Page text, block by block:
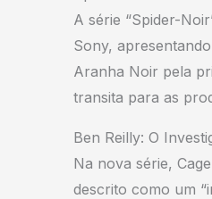
A série “Spider-
Sony,
Aranha Noir pela
transita para as
Ben Reilly: O
Na nova série,
descrito como um